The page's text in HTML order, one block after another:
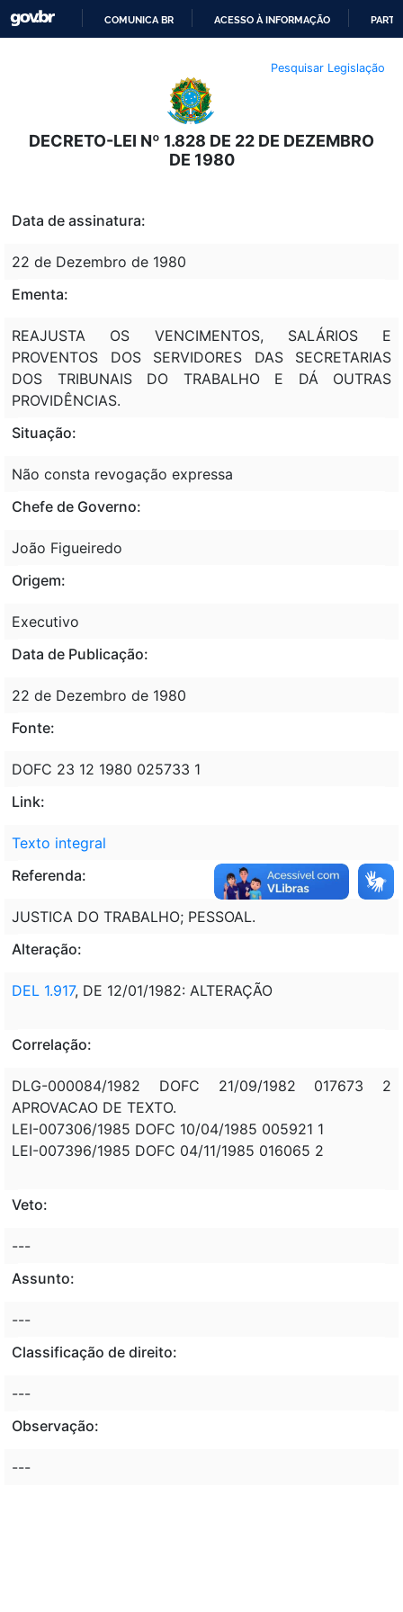
O
CONTEÚDO
COMUNICA BR ACESSO À INFORMAÇÃO
Pesquisar Legislação
DECRETO-LEI Nº 1.828 DE 22 DE DEZEMBRO
DE 1980
Data de assinatura:
22 de Dezembro de 1980
Ementa:
REAJUSTA OS VENCIMENTOS, SALÁRIOS E
PROVENTOS DOS SERVIDORES DAS SECRETARIAS
DOS TRIBUNAIS DO TRABALHO E DÁ OUTRAS
PROVIDÊNCIAS.
Situação:
Não consta revogação expressa
Chefe de Governo:
João Figueiredo
Origem:
Executivo
Data de Publicação:
22 de Dezembro de 1980
Fonte:
DOFC 23 12 1980 025733 1
Link:
Texto integral
Referenda:
JUSTICA DO TRABALHO; PESSOAL.
Alteração:
DEL 1.917, DE 12/01/1982: ALTERAÇÃO
Correlação:
DLG-000084/1982 DOFC 21/09/1982 017673 2
APROVACAO DE TEXTO.
LEI-007306/1985 DOFC 10/04/1985 005921 1
LEI-007396/1985 DOFC 04/11/1985 016065 2
Veto:
---
Assunto:
---
Classificação de direito:
---
Observação:
---